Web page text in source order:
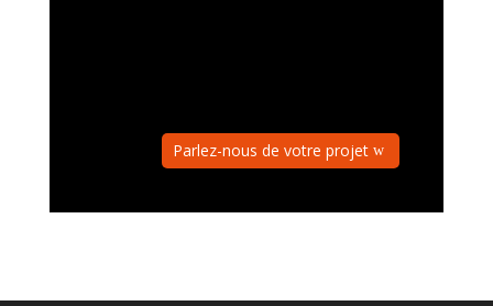
Parlez-nous de votre projet